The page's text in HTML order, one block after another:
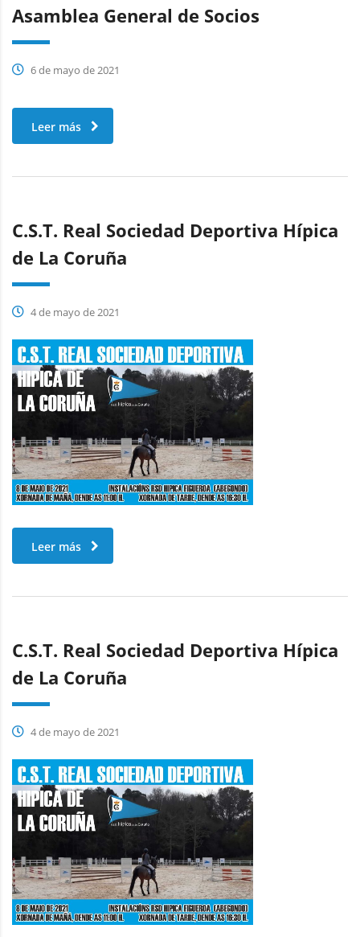
Asamblea General de Socios
6 de mayo de 2021
Leer más
C.S.T. Real Sociedad Deportiva Hípica
de La Coruña
4 de mayo de 2021
Leer más
C.S.T. Real Sociedad Deportiva Hípica
de La Coruña
4 de mayo de 2021